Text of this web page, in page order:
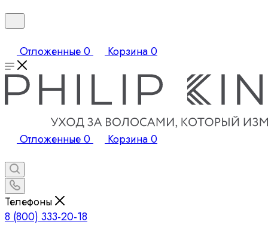
Отложенные0 Корзина0
Отложенные0 Корзина0
Телефоны
8 (800) 333-20-18